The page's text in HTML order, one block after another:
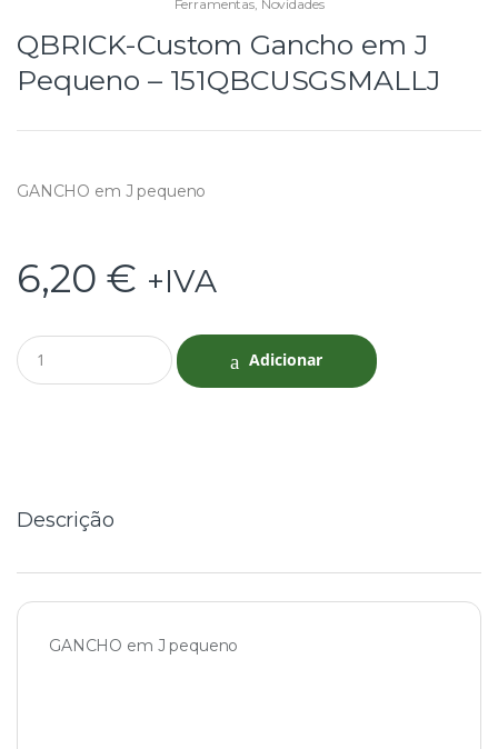
Ferramentas, Novidades
QBRICK-Custom Gancho em J
Pequeno – 151QBCUSGSMALLJ
GANCHO em J pequeno
6,20 € +IVA
Q
u
Adicionar
Descrição
GANCHO em J pequeno